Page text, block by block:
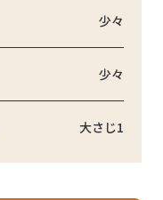
少々
少々
大さじ1